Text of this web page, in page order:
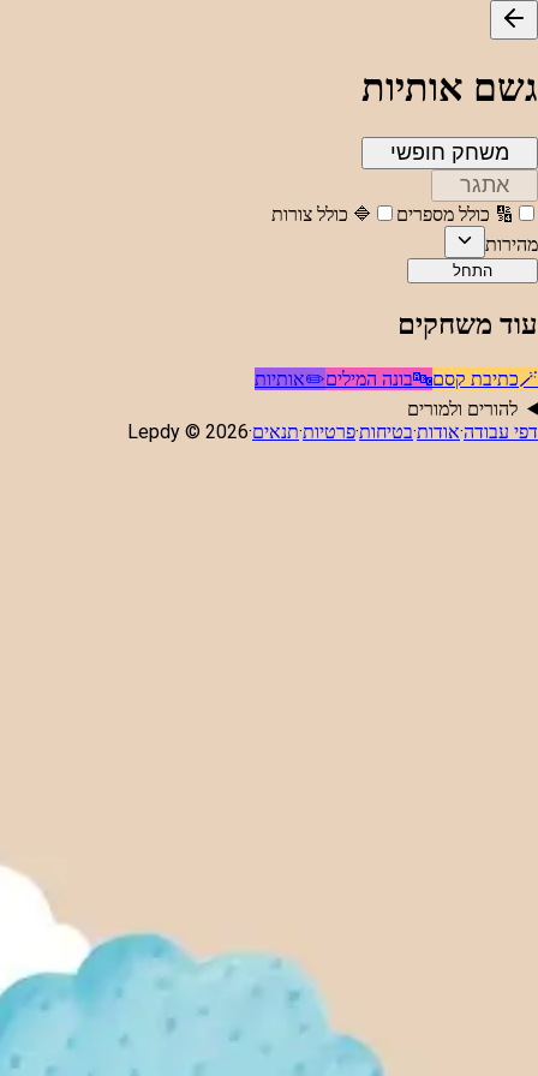
גשם אותיות
משחק חופשי
אתגר
🔢 כולל מספרים 🔷 כולל צורות
מהירות
התחל
עוד משחקים
🪄כתיבת קסם🔤בונה המילים✏️אותיות
להורים ולמורים
דפי עבודה·אודות·בטיחות·פרטיות·תנאים·
Lepdy © 2026